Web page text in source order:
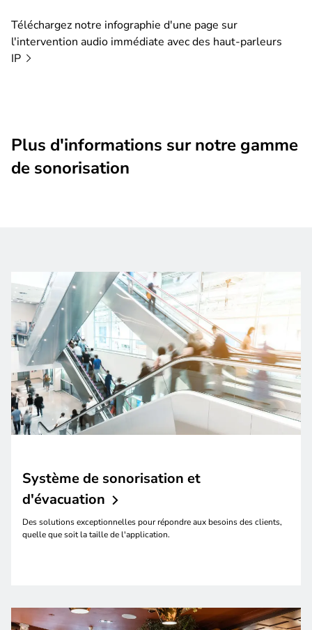
Téléchargez notre infographie d'une page sur
l'intervention audio immédiate avec des haut-parleurs
IP
Plus d'informations sur notre gamme
de sonorisation
Système de sonorisation et
d'évacuation
Des solutions exceptionnelles pour répondre aux besoins des clients,
quelle que soit la taille de l'application.